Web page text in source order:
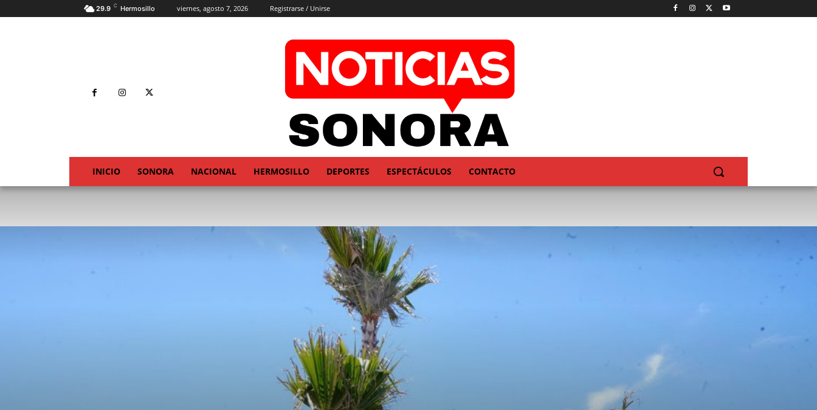
29.9 C Hermosillo viernes, agosto 7, 2026 Registrarse / Unirse
INICIO SONORA NACIONAL HERMOSILLO DEPORTES ESPECTÁCULOS CONTACTO